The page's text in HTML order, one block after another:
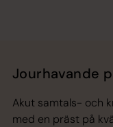
Jourhavande
Akut samtals- och
med en präst på